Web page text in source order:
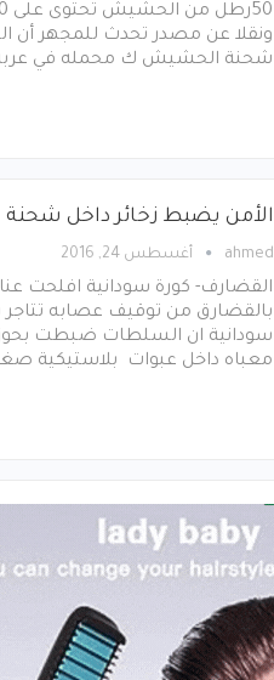
ونقلا عن مصدر تحدث للمجهر أن
شحنة الحشيش ك محمله في عربه
الأمن يضبط زخائر داخل
ahmed أغسطس 24, 2016
القضارف- كورة سودانية افلحت
بالقضارق من توقيف عصابه
معباه داخل عبوات بلاستيكية